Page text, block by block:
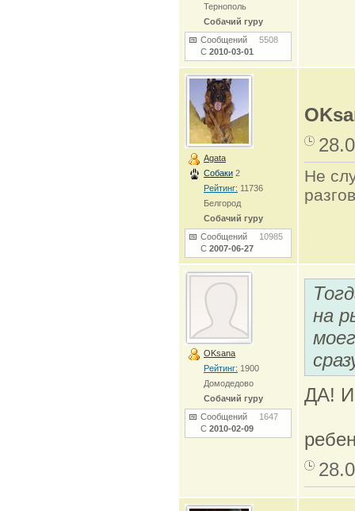
Тернополь
Собачий гуру
Сообщений 5508
С 2010-03-01
Agata
Собаки 2
Рейтинг: 11736
Белгород
Собачий гуру
Сообщений 10985
С 2007-06-27
Не
OKsana
Рейтинг: 1900
Домодедово
Собачий гуру
Сообщений 1647
С 2010-02-09
на
ДА! И